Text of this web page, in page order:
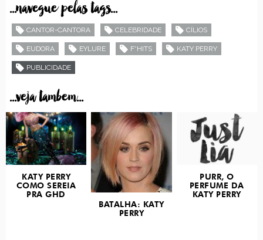
...navegue pelas tags...
CANTOR-CANTORA CELEBRIDADE CÍLIOS
EUDORA EYLURE F*HITS KATY PERRY
PUBLICIDADE
...veja tambem...
KATY PERRY
COMO SEREIA
PRA GHD
BATALHA: KATY
PERRY
PURR, O
PERFUME DA
KATY PERRY